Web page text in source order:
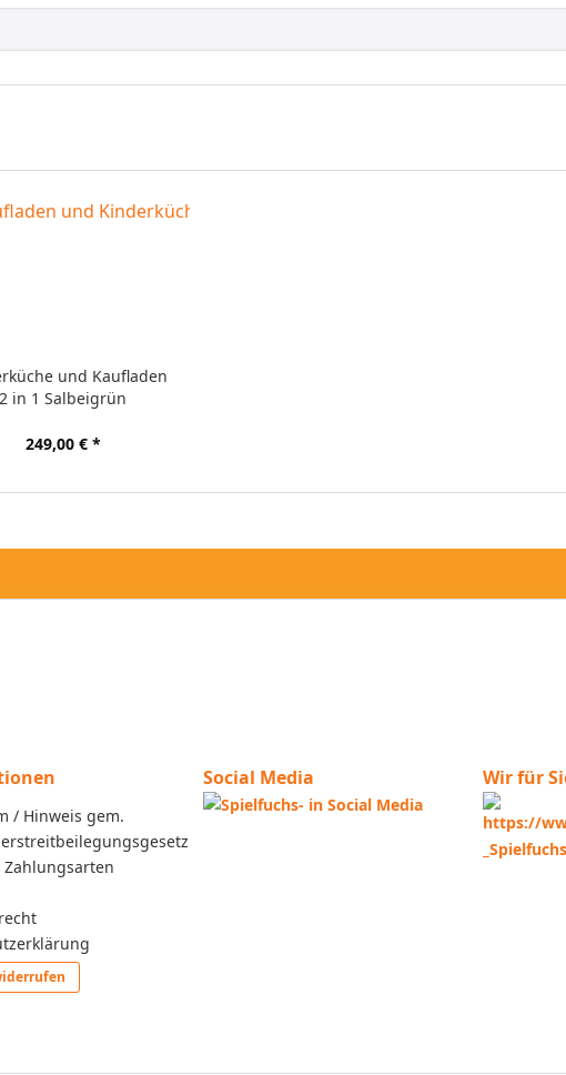
und Kaufladen
2 in 1 Salbeigrün
249,00 € *
/ Hinweis gem.
Social Media Wir für